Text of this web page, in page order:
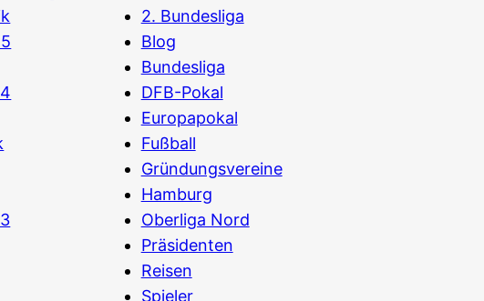
2. Bundesliga
Blog
Bundesliga
DFB-Pokal
Europapokal
Fußball
Gründungsvereine
Hamburg
Oberliga Nord
Präsidenten
Reisen
Spieler